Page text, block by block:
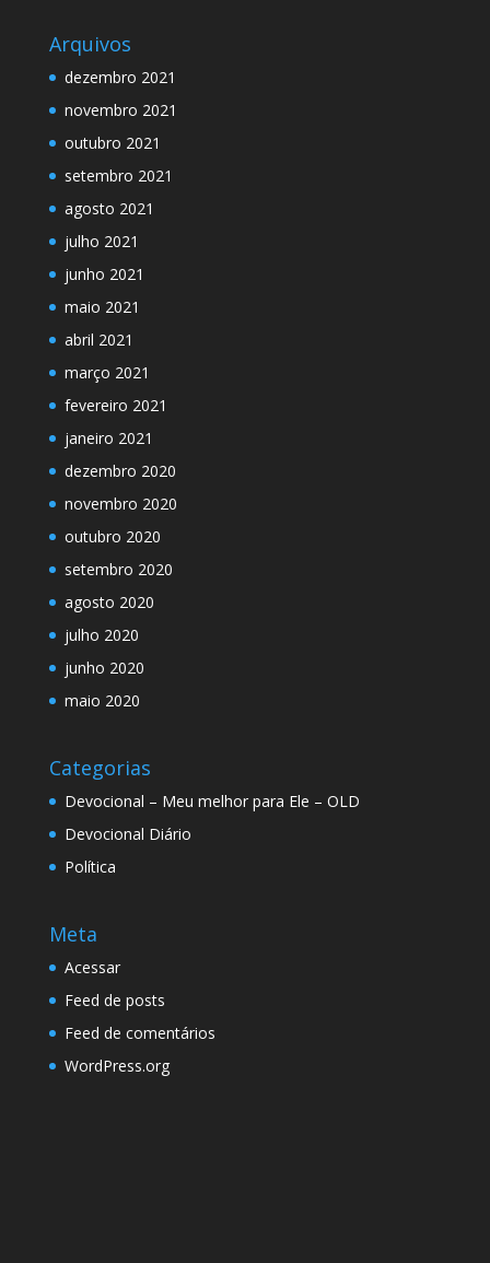
Arquivos
dezembro 2021
novembro 2021
outubro 2021
setembro 2021
agosto 2021
julho 2021
junho 2021
maio 2021
abril 2021
março 2021
fevereiro 2021
janeiro 2021
dezembro 2020
novembro 2020
outubro 2020
setembro 2020
agosto 2020
julho 2020
junho 2020
maio 2020
Categorias
Devocional – Meu melhor para Ele – OLD
Devocional Diário
Política
Meta
Acessar
Feed de posts
Feed de comentários
WordPress.org